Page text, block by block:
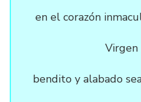
en el corazón
Virgen
bendito y alabado